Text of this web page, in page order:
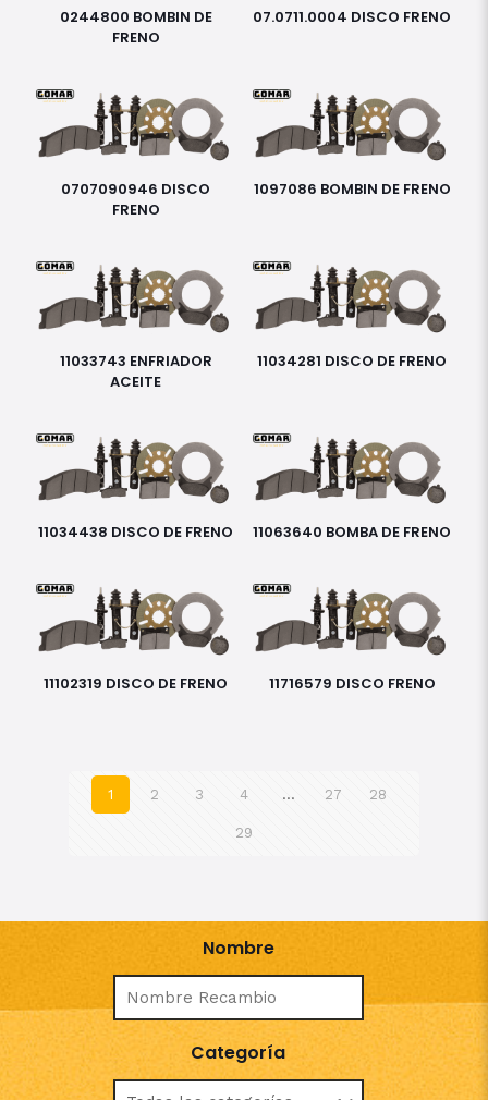
0244800 BOMBIN DE
FRENO
07.0711.0004 DISCO FRENO
0707090946 DISCO
FRENO
1097086 BOMBIN DE FRENO
11033743 ENFRIADOR
ACEITE
11034281 DISCO DE FRENO
11034438 DISCO DE FRENO 11063640 BOMBA DE FRENO
11102319 DISCO DE FRENO 11716579 DISCO FRENO
1 2 3 4 … 27 28
29
Nombre
Categoría